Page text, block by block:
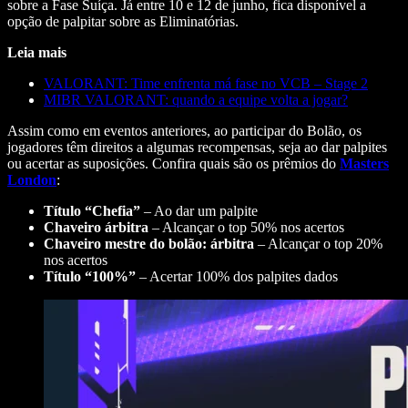
sobre a Fase Suíça. Já entre 10 e 12 de junho, fica disponível a
opção de palpitar sobre as Eliminatórias.
Leia mais
VALORANT: Time enfrenta má fase no VCB – Stage 2
MIBR VALORANT: quando a equipe volta a jogar?
Assim como em eventos anteriores, ao participar do Bolão, os
jogadores têm direitos a algumas recompensas, seja ao dar palpites
ou acertar as suposições. Confira quais são os prêmios do Masters
London:
Título “Chefia” – Ao dar um palpite
Chaveiro árbitra – Alcançar o top 50% nos acertos
Chaveiro mestre do bolão: árbitra – Alcançar o top 20%
nos acertos
Título “100%” – Acertar 100% dos palpites dados